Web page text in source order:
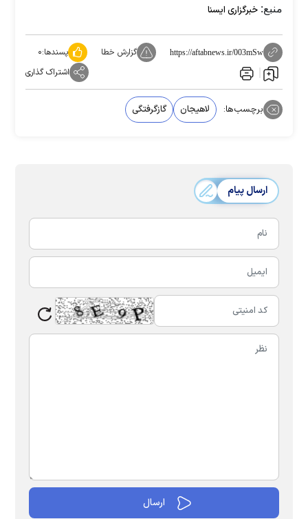
منبع: خبرگزاری ایسنا
https://aftabnews.ir/003mSw گزارش خطا پسندها:۰
اشتراک گذاری
برچسب‌ها: لاهیجان گازگرفتگی
ارسال پیام